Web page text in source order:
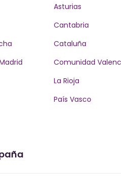
Asturias
Cantabria
Cataluña
Comunidad
La Rioja
País Vasco